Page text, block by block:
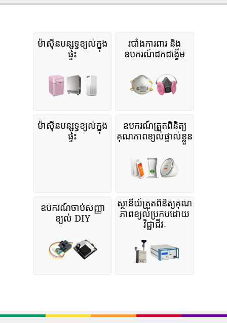
ម៉ាស៊ីនបន្សុទ្ធខ្យល់ក្នុង
ផ្ទះ
របាំងការពារ និង
ឧបករណ៍ដកដង្ហើម
ម៉ាស៊ីនបន្សុទ្ធខ្យល់ក្នុង
ផ្ទះ
ឧបករណ៍ត្រួតពិនិត្យ
គុណភាពខ្យល់ផ្ទាល់ខ្លួន
ឧបករណ៍ចាប់សញ្ញា
ខ្យល់ DIY
ស្ថានីយ៍ត្រួតពិនិត្យគុណ
ភាពខ្យល់ប្រកបដោយ
វិជ្ជាជីវៈ